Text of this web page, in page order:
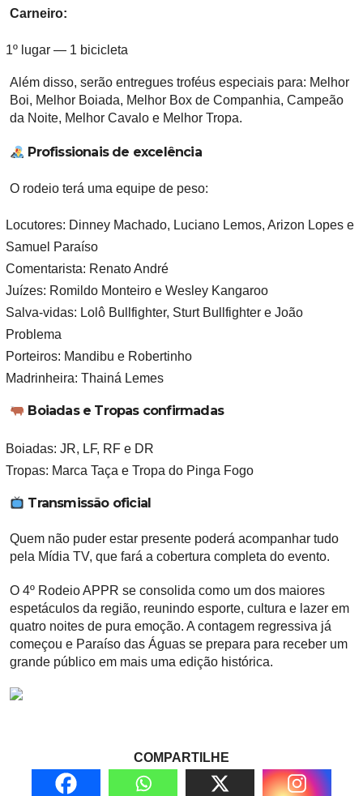
Carneiro:
1º lugar — 1 bicicleta
Além disso, serão entregues troféus especiais para: Melhor
Boi, Melhor Boiada, Melhor Box de Companhia, Campeão
da Noite, Melhor Cavalo e Melhor Tropa.
Profissionais de excelência
O rodeio terá uma equipe de peso:
Locutores: Dinney Machado, Luciano Lemos, Arizon Lopes e
Samuel Paraíso
Comentarista: Renato André
Juízes: Romildo Monteiro e Wesley Kangaroo
Salva-vidas: Lolô Bullfighter, Sturt Bullfighter e João
Problema
Porteiros: Mandibu e Robertinho
Madrinheira: Thainá Lemes
Boiadas e Tropas confirmadas
Boiadas: JR, LF, RF e DR
Tropas: Marca Taça e Tropa do Pinga Fogo
Transmissão oficial
Quem não puder estar presente poderá acompanhar tudo
pela Mídia TV, que fará a cobertura completa do evento.
O 4º Rodeio APPR se consolida como um dos maiores
espetáculos da região, reunindo esporte, cultura e lazer em
quatro noites de pura emoção. A contagem regressiva já
começou e Paraíso das Águas se prepara para receber um
grande público em mais uma edição histórica.
COMPARTILHE